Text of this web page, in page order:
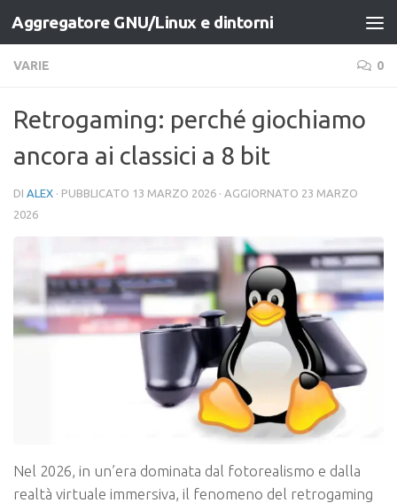
Salta al contenuto
Aggregatore GNU/Linux e dintorni
VARIE 0
Retrogaming: perché giochiamo
ancora ai classici a 8 bit
DI ALEX · PUBBLICATO 13 MARZO 2026 · AGGIORNATO 23 MARZO
2026
Nel 2026, in un’era dominata dal fotorealismo e dalla
realtà virtuale immersiva, il fenomeno del retrogaming